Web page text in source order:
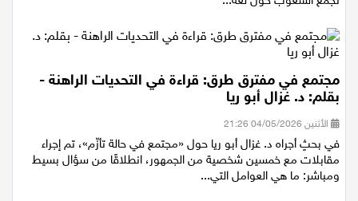
مجتمع في مفترق طرق: قراءة في التحديات الراهنة -
بقلم: د. غزال أبو ريا
الأثنين 04/05/2026 21:26
في بحثٍ أجراه د. غزال أبو ريا حول «مجتمع في حالة تأزّم»، تم إجراء
مقابلات مع خمسين شخصية من الجمهور، انطلاقًا من سؤال بسيط
ومباشر: ما هي العوامل التي...